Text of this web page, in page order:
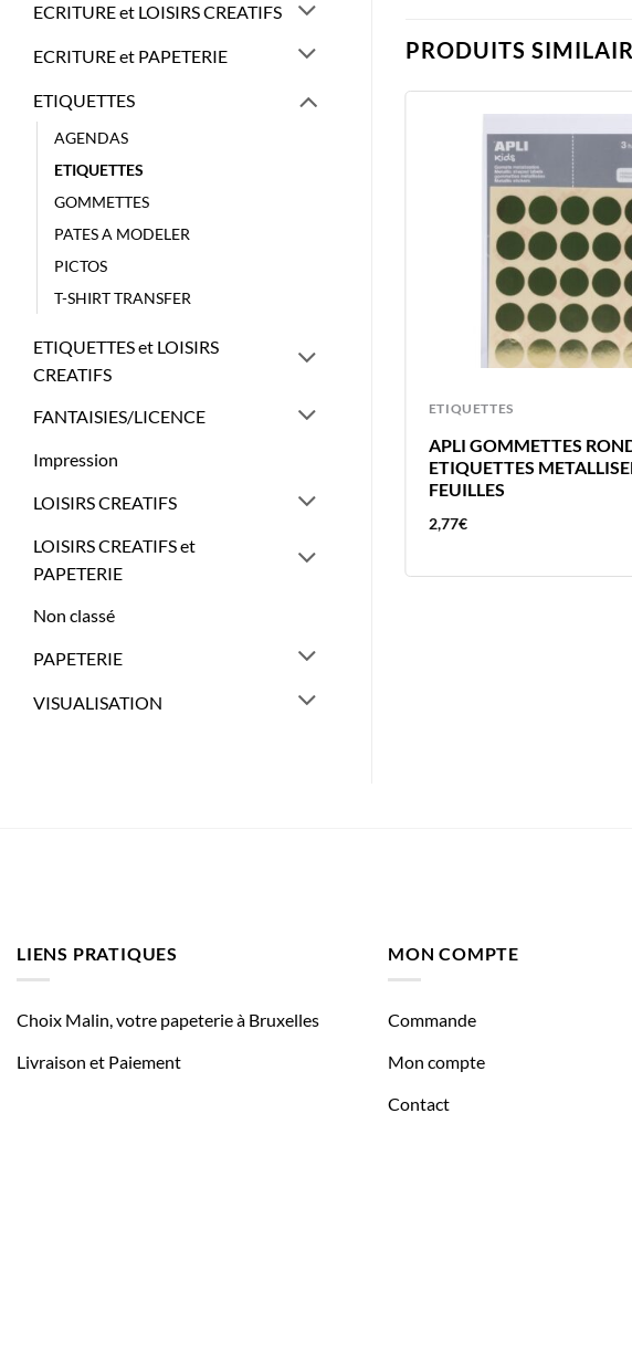
ECRITURE et LOISIRS CREATIFS
ECRITURE et PAPETERIE
ETIQUETTES
AGENDAS
ETIQUETTES
GOMMETTES
PATES A MODELER
PICTOS
T-SHIRT TRANSFER
ETIQUETTES et LOISIRS
CREATIFS
FANTAISIES/LICENCE
Impression
LOISIRS CREATIFS
LOISIRS CREATIFS et
PAPETERIE
Non classé
PAPETERIE
VISUALISATION
PRODUITS
ETIQUETTES
APLI GOMMETTES
ETIQUETTES
FEUILLES
2,77€
ETIQUETTES
RONDE AUTOCOLLANTE ETIQUET
LIENS PRATIQUES
Choix Malin, votre papeterie à Bruxelles
Livraison et Paiement
MON COMPTE
Commande
Mon compte
Contact